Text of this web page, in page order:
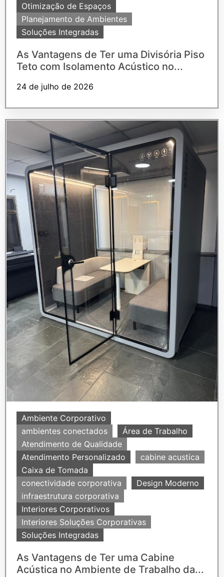
Otimização de Espaços
Planejamento de Ambientes
Soluções Integradas
As Vantagens de Ter uma Divisória Piso
Teto com Isolamento Acústico no...
24 de julho de 2026
Ambiente Corporativo
ambientes conectados
Área de Trabalho
Atendimento de Qualidade
Atendimento Personalizado
cabine acustica
Caixa de Tomada
conectividade corporativa
Design Moderno
infraestrutura corporativa
Interiores Corporativos
Interiores Soluções Corporativas
Soluções Integradas
As Vantagens de Ter uma Cabine
Acústica no Ambiente de Trabalho da...